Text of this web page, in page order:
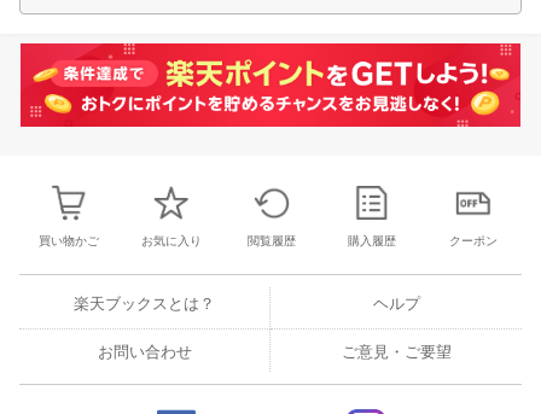
買い物かご お気に入り 閲覧履歴 購入履歴 クーポン
楽天ブックスとは？ ヘルプ
お問い合わせ ご意見・ご要望